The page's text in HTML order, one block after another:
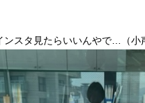
スタ見たらいいんやで…（小